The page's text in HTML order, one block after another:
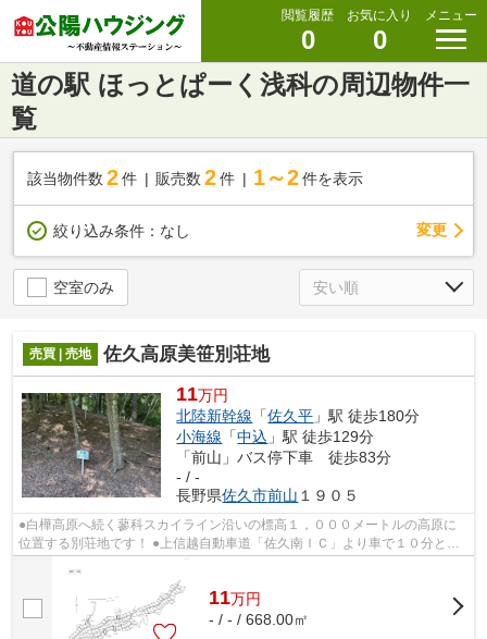
閲覧履歴
0
お気に入り
0
メニュー
道の駅 ほっとぱーく浅科の周辺物件一
覧
該当物件数 2件 販売数 2 件 1～2 件を表示
絞り込み条件： なし 変更
空室のみ
売買 | 売地 佐久高原美笹別荘地
11万円
北陸新幹線 「佐久平 」駅 徒歩180分
小海線 「中込 」駅 徒歩129分
「前山」バス停下車 徒歩83分
- / -
長野県佐久市前山 １９０５
●白樺高原へ続く蓼科スカイライン沿いの標高１，０００メートルの高原に
位置する別荘地です！ ●上信越自動車道「佐久南ＩＣ」より車で１０分とア
11万円
- / - / 668.00㎡